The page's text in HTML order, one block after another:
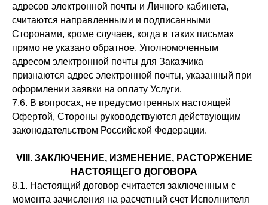
адресов электронной почты и Личного кабинета,
считаются направленными и подписанными
Сторонами, кроме случаев, когда в таких письмах
прямо не указано обратное. Уполномоченным
адресом электронной почты для Заказчика
признаются адрес электронной почты, указанный при
оформлении заявки на оплату Услуги.
7.6. В вопросах, не предусмотренных настоящей
Офертой, Стороны руководствуются действующим
законодательством Российской Федерации.
VIII. ЗАКЛЮЧЕНИЕ, ИЗМЕНЕНИЕ, РАСТОРЖЕНИЕ
НАСТОЯЩЕГО ДОГОВОРА
8.1. Настоящий договор считается заключенным с
момента зачисления на расчетный счет Исполнителя